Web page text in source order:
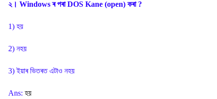
২। Windows ৰ পৰা DOS Kane (open) কৰা ?
1) হয়
2) নহয়
3) ইয়াৰ ভিতৰত এটাও নহয়
Ans: হয়